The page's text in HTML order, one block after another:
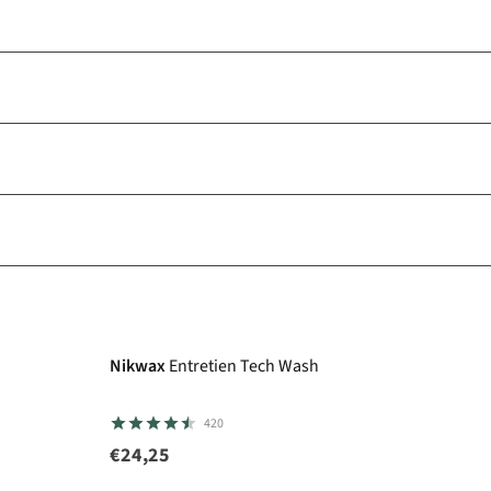
NikwaxEntretien Tech Wash
420
€24,25